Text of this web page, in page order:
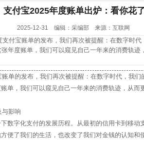
支付宝2025年度账单出炉：看你花
2025-12-31 编辑：采编部 来源：互联网
宝账单的发布，我们再次被提醒：在数字时代
年度账单，我们可以窥见自己一年来的消费轨
账单的发布，我们再次被提醒：在数字时代，我
单，我们可以窥见自己一年来的消费轨迹，从而
与影响
数字化支付的发展历程。从最初的信用卡到移动
便了我们的生活，也改变了我们对金钱的认知和